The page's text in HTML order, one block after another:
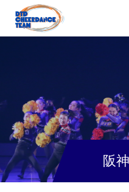
阪